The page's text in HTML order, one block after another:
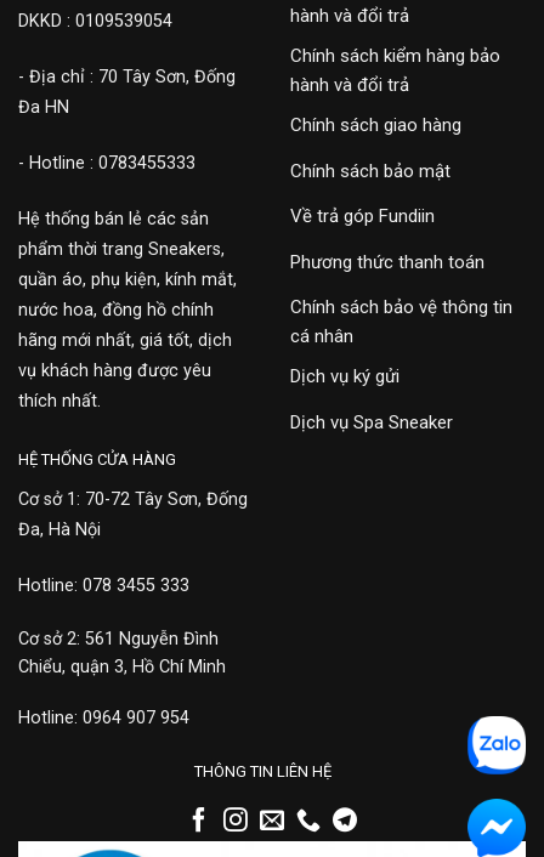
DKKD : 0109539054
- Địa chỉ : 70 Tây Sơn, Đống
Đa HN
- Hotline : 0783455333
Hệ thống bán lẻ các sản
phẩm thời trang Sneakers,
quần áo, phụ kiện, kính mắt,
nước hoa, đồng hồ chính
hãng mới nhất, giá tốt, dịch
vụ khách hàng được yêu
thích nhất.
hành và đổi trả
Chính sách kiểm hàng bảo
hành và đổi trả
Chính sách giao hàng
Chính sách bảo mật
Về trả góp Fundiin
Phương thức thanh toán
Chính sách bảo vệ thông tin
cá nhân
Dịch vụ ký gửi
Dịch vụ Spa Sneaker
HỆ THỐNG CỬA HÀNG
Cơ sở 1: 70-72 Tây Sơn, Đống
Đa, Hà Nội
Hotline: 078 3455 333
Cơ sở 2: 561 Nguyễn Đình
Chiểu, quận 3, Hồ Chí Minh
Hotline: 0964 907 954
THÔNG TIN LIÊN HỆ